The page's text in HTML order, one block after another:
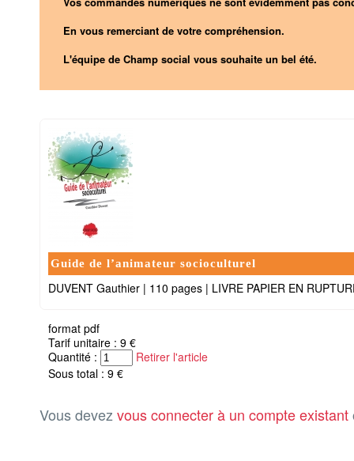
En vous remerciant de votre compréhension.
L'équipe de Champ social vous souhaite un bel été.
Guide de l’animateur socioculturel
DUVENT Gauthier | 110 pages | LIVRE PAPIER EN
format pdf
Tarif unitaire : 9 €
Quantité :
Retirer l'article
Sous total : 9 €
Vous devez vous connecter à un compte existant